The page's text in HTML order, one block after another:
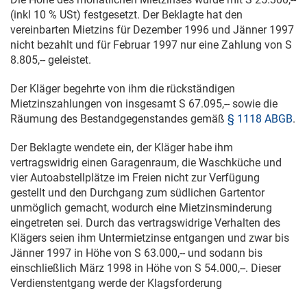
(inkl 10 % USt) festgesetzt. Der Beklagte hat den
vereinbarten Mietzins für Dezember 1996 und Jänner 1997
nicht bezahlt und für Februar 1997 nur eine Zahlung von S
8.805,-- geleistet.
Der Kläger begehrte von ihm die rückständigen
Mietzinszahlungen von insgesamt S 67.095,-- sowie die
Räumung des Bestandgegenstandes gemäß § 1118 ABGB.
Der Beklagte wendete ein, der Kläger habe ihm
vertragswidrig einen Garagenraum, die Waschküche und
vier Autoabstellplätze im Freien nicht zur Verfügung
gestellt und den Durchgang zum südlichen Gartentor
unmöglich gemacht, wodurch eine Mietzinsminderung
eingetreten sei. Durch das vertragswidrige Verhalten des
Klägers seien ihm Untermietzinse entgangen und zwar bis
Jänner 1997 in Höhe von S 63.000,-- und sodann bis
einschließlich März 1998 in Höhe von S 54.000,--. Dieser
Verdienstentgang werde der Klagsforderung